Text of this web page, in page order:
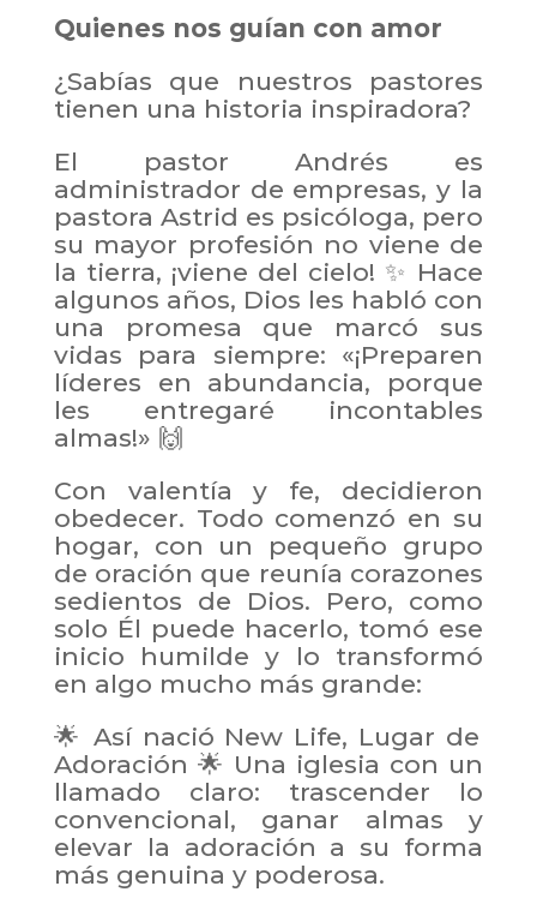
Quienes nos guían con amor
¿Sabías que nuestros pastores
tienen una historia inspiradora?
El pastor Andrés es
administrador de empresas, y la
pastora Astrid es psicóloga, pero
su mayor profesión no viene de
la tierra, ¡viene del cielo! ✨ Hace
algunos años, Dios les habló con
una promesa que marcó sus
vidas para siempre: «¡Preparen
líderes en abundancia, porque
les entregaré incontables
almas!» 🙌
Con valentía y fe, decidieron
obedecer. Todo comenzó en su
hogar, con un pequeño grupo
de oración que reunía corazones
sedientos de Dios. Pero, como
solo Él puede hacerlo, tomó ese
inicio humilde y lo transformó
en algo mucho más grande:
🌟 Así nació New Life, Lugar de
Adoración 🌟 Una iglesia con un
llamado claro: trascender lo
convencional, ganar almas y
elevar la adoración a su forma
más genuina y poderosa.